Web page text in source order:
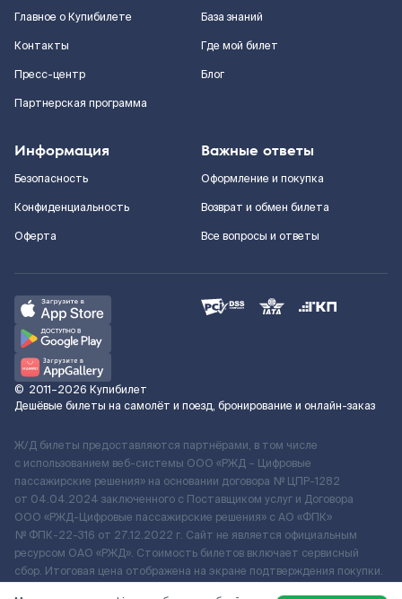
Главное о Купибилете
Контакты
Пресс-центр
Партнерская программа
База знаний
Где мой билет
Блог
Информация
Безопасность
Конфиденциальность
Оферта
Важные ответы
Оформление и покупка
Возврат и обмен билета
Все вопросы и ответы
© 2011–2026 Купибилет
Дешёвые билеты на самолёт и поезд, бронирование и онлайн-заказ
Ж/Д билеты предоставляются партнёрами, в том числе
с использованием веб-системы ООО «РЖД – Цифровые
пассажирские решения» на основании договора № ЦПР-1282
от 04.04.2024 заключенного с Поставщиком услуг и Договора
ООО «РЖД-Цифровые пассажирские решения» c АО «ФПК»
№ ФПК-22-316 от 27.12.2022 г. Сайт не является официальным
ресурсом ОАО «РЖД». Стоимость билетов включает сервисный
сбор. Итоговая цена отображена на экране подтверждения покупки.